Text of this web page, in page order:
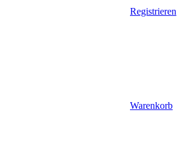
Registrieren
Warenkorb